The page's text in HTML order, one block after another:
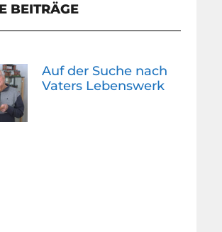
BEITRÄGE
Auf der Suche nach
Vaters Lebenswerk